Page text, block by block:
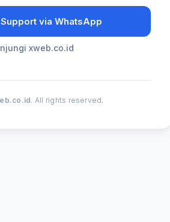
via WhatsApp
xweb.co.id
. All rights reserved.